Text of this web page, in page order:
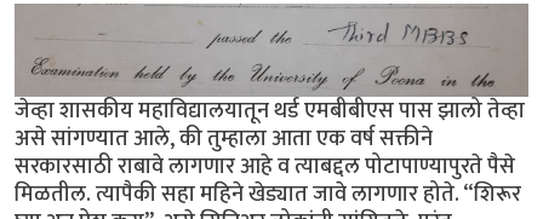
जेव्हा शासकीय महाविद्यालयातून थर्ड एमबीबीएस पास झालो तेव्हा
असे सांगण्यात आले, की तुम्हाला आता एक वर्ष सक्तीने
सरकारसाठी राबावे लागणार आहे व त्याबद्दल पोटापाण्यापुरते पैसे
मिळतील. त्यापैकी सहा महिने खेड्यात जावे लागणार होते. “शिरूर